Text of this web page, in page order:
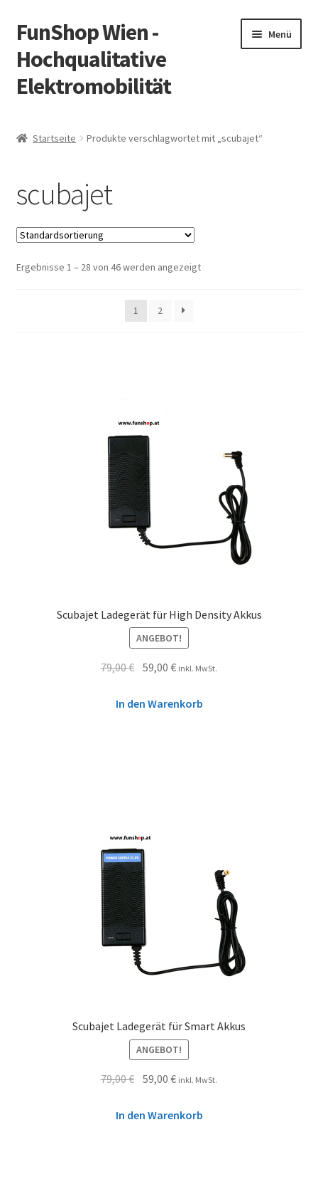
Zur
Navigation
springen
Zum
Inhalt
springen
FunShop Wien -
Hochqualitative
Elektromobilität
Menü
Vorsicht Internetbetrug
Über FunShop
Impressum
Zum Onlineshop in der Web Version
Startseite Produkte verschlagwortet mit „scubajet“
scubajet
Ergebnisse 1 – 28 von 46 werden angezeigt
1 2
Scubajet Ladegerät für High Density Akkus
ANGEBOT!
79,00€ 59,00€ inkl. MwSt.
In den Warenkorb
Scubajet Ladegerät für Smart Akkus
ANGEBOT!
79,00€ 59,00€ inkl. MwSt.
In den Warenkorb